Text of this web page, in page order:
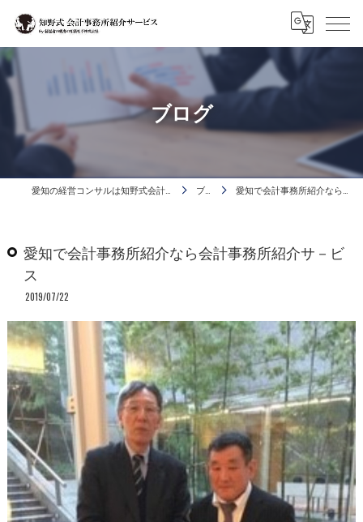
ブログ
愛知の経営コンサルは知野式会計事務所活用コンサルタント ブログ 愛知で会計事務所紹介なら会計事務所紹介サ－ビス
愛知で会計事務所紹介なら会計事務所紹介サ－ビ
ス
2019/07/22